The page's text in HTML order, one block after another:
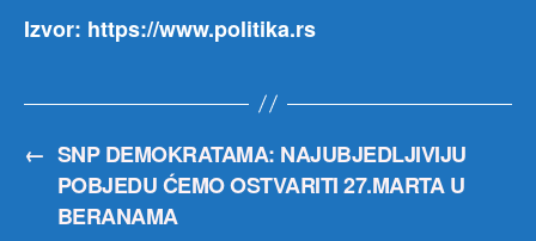
Izvor: https://www.politika.rs
← SNP DEMOKRATAMA: NAJUBJEDLJIVIJU
POBJEDU ĆEMO OSTVARITI 27.MARTA U
BERANAMA